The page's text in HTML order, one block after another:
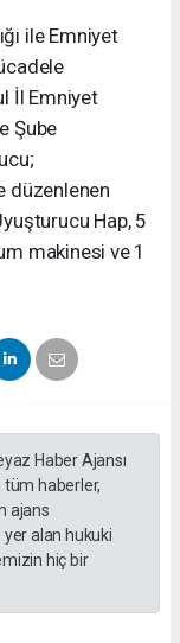
ile Emniyet
İl Emniyet
Şube
düzenlenen
Hap, 5
makinesi ve 1
Haber Ajansı
tüm haberler,
ajans
alan hukuki
hiç bir